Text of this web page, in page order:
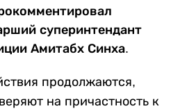
суперинтендант
Амитабх Синха.
продолжаются,
на причастность к